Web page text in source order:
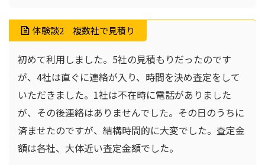
体験談2 複数社で見積り
初めて利用しました。5社の見積もりだったのです
が、4社は直ぐに連絡が入り、時間を決め査定をして
いただきました。1社は不在時に電話がありました
が、その後連絡はありませんでした。その日のうちに
済ませたのですが、結構時間的に大変でした。査定金
額は各社、大体近い査定金額でした。